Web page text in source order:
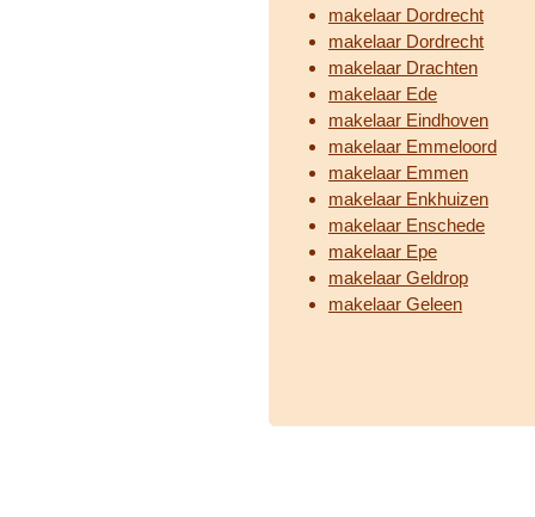
makelaar Dordrecht
makelaar Dordrecht
makelaar Drachten
makelaar Ede
makelaar Eindhoven
makelaar Emmeloord
makelaar Emmen
makelaar Enkhuizen
makelaar Enschede
makelaar Epe
makelaar Geldrop
makelaar Geleen